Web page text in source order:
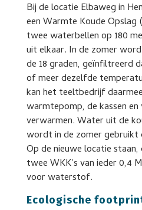
Bij de locatie Elbaweg in
een Warmte Koude Opslag
twee waterbellen op 180
uit elkaar. In de zomer
de 18 graden, geïnfiltreerd
of meer dezelfde
kan het teeltbedrijf
warmtepomp, de kassen
verwarmen. Water uit de
wordt in de zomer gebruikt
Op de nieuwe locatie
twee WKK’s van ieder 0,4
voor waterstof.
Ecologische